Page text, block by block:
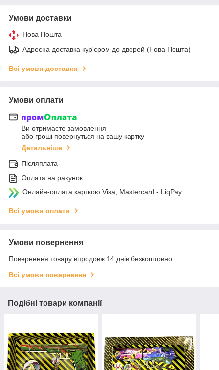
Умови доставки
Нова Пошта
Адресна доставка кур'єром до дверей (Нова Пошта)
Всі умови доставки
Умови оплати
Ви отримаєте замовлення
або гроші повернуться на вашу картку
Детальніше
Післяплата
Оплата на рахунок
Онлайн-оплата карткою Visa, Mastercard - LiqPay
Всі умови оплати
Умови повернення
Повернення товару впродовж 14 днів безкоштовно
Всі умови повернення
Подібні товари компанії